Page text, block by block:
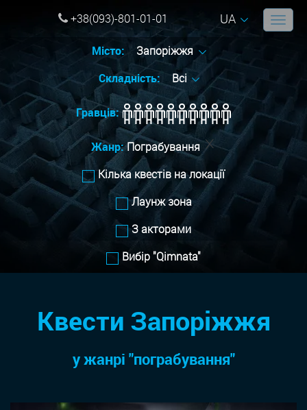
+38(093)-801-01-01 UA
Місто:
Запоріжжя
Складність:
Всі
Гравців:
Жанр:Пограбування
Кілька квестів на локації
Лаунж зона
З акторами
Вибір "Qimnata"
Квести Запоріжжя
у жанрi "пограбування"